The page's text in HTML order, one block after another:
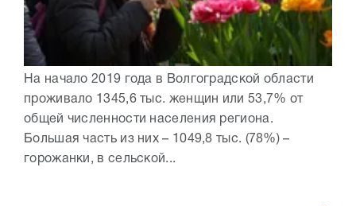
На начало 2019 года в Волгоградской области
проживало 1345,6 тыс. женщин или 53,7% от
общей численности населения региона.
Большая часть из них – 1049,8 тыс. (78%) –
горожанки, в сельской...